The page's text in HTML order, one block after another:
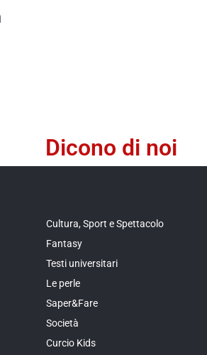
Dicono di noi
Cultura, Sport e Spettacolo
Fantasy
Testi universitari
Le perle
Saper&Fare
Società
Curcio Kids